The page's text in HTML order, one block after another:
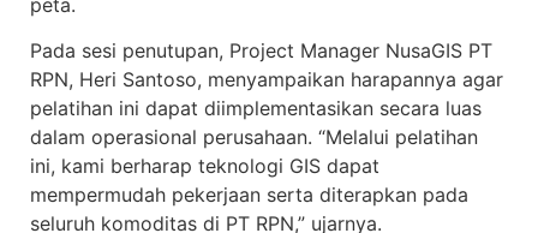
Pada sesi penutupan, Project Manager NusaGIS PT
RPN, Heri Santoso, menyampaikan harapannya agar
pelatihan ini dapat diimplementasikan secara luas
dalam operasional perusahaan. “Melalui pelatihan
ini, kami berharap teknologi GIS dapat
mempermudah pekerjaan serta diterapkan pada
seluruh komoditas di PT RPN,” ujarnya.